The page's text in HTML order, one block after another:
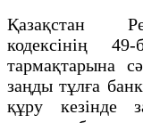
Қазақстан
кодексінің
тармақтарына
заңды тұлға
құру кезінде